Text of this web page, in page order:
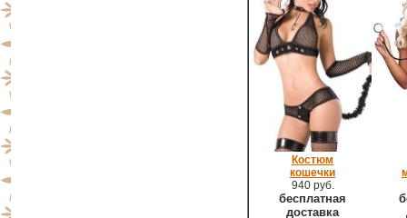
Костюм
кошечки
940 руб.
бесплатная
доставка